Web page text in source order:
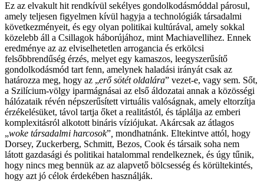
Ez az elvakult hit rendkívül sekélyes gondolkodásmóddal párosul,
amely teljesen figyelmen kívül hagyja a technológiák társadalmi
következményeit, és egy olyan politikai kultúrával, amely sokkal
közelebb áll a Csillagok háborújához, mint Machiavellihez. Ennek
eredménye az az elviselhetetlen arrogancia és erkölcsi
felsőbbrendűség érzés, melyet egy kamaszos, leegyszerűsítő
gondolkodásmód tart fenn, amelynek haladási irányát csak az
határozza meg, hogy az „erő sötét oldalára” vezet-e, vagy sem. Sőt,
a Szilícium-völgy iparmágnásai az első áldozatai annak a közösségi
hálózataik révén népszerűsített virtuális valóságnak, amely eltorzítja
érzékelésüket, távol tartja őket a realitástól, és táplálja az emberi
komplexitásról alkotott bináris víziójukat. Akárcsak az átlagos
„woke társadalmi harcosok” mondhatnánk. Eltekintve attól, hogy
Dorsey, Zuckerberg, Schmitt, Bezos, Cook és társaik soha nem
látott gazdasági és politikai hatalommal rendelkeznek, és úgy tűnik,
hogy nincs meg bennük az az alapvető bölcsesség és körültekintés,
hogy azt jó célok érdekében használják.